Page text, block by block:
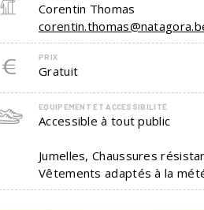
Corentin Thomas
PRIX
Gratuit
EQUIPEMENT ET ACCESSIBILITÉ
Accessible à tout public
Jumelles, Chaussures
Vêtements adaptés à la